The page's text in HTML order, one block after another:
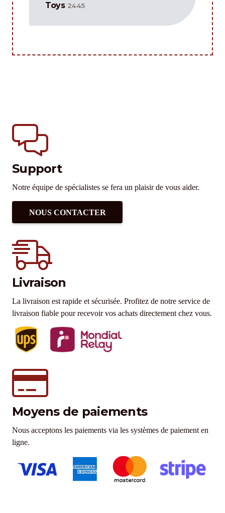
Toys 2445
Support
Notre équipe de spécialistes se fera un plaisir de vous aider.
NOUS CONTACTER
Livraison
La livraison est rapide et sécurisée. Profitez de notre service de
livraison fiable pour recevoir vos achats directement chez vous.
Moyens de paiements
Nous acceptons les paiements via les systèmes de paiement en
ligne.